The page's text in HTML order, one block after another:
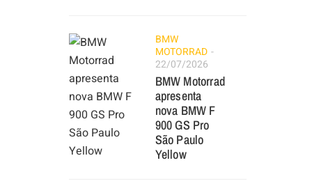
BMW
MOTORRAD
22/07/2026
BMW Motorrad
apresenta
nova BMW F
900 GS Pro
São Paulo
Yellow